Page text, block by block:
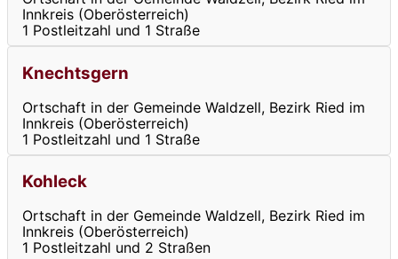
Innkreis (Oberösterreich)
1 Postleitzahl und 1 Straße
Knechtsgern
Ortschaft in der Gemeinde Waldzell, Bezirk Ried im
Innkreis (Oberösterreich)
1 Postleitzahl und 1 Straße
Kohleck
Ortschaft in der Gemeinde Waldzell, Bezirk Ried im
Innkreis (Oberösterreich)
1 Postleitzahl und 2 Straßen